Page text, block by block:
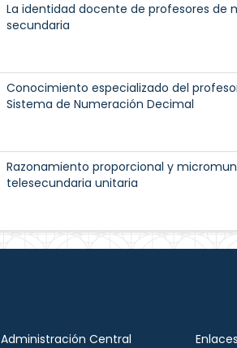
La identidad docente de profesores de
secundaria
Conocimiento especializado del
Sistema de Numeración Decimal
Razonamiento proporcional y
telesecundaria unitaria
Administración Central Enlaces